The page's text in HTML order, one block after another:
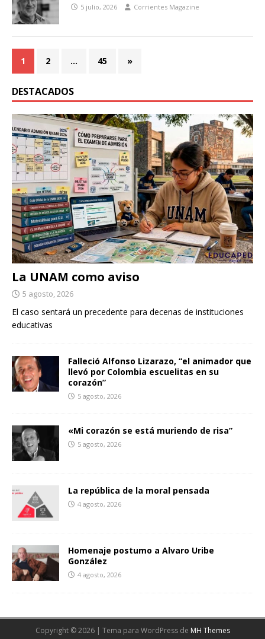
5 julio, 2026 Corrientes Magazine
1 2 … 45 »
DESTACADOS
La UNAM como aviso
5 agosto, 2026
El caso sentará un precedente para decenas de instituciones
educativas
Falleció Alfonso Lizarazo, “el animador que
llevó por Colombia escuelitas en su
corazón”
5 agosto, 2026
«Mi corazón se está muriendo de risa”
5 agosto, 2026
La república de la moral pensada
4 agosto, 2026
Homenaje postumo a Alvaro Uribe
González
4 agosto, 2026
Copyright © 2026 | Tema para WordPress de MH Themes